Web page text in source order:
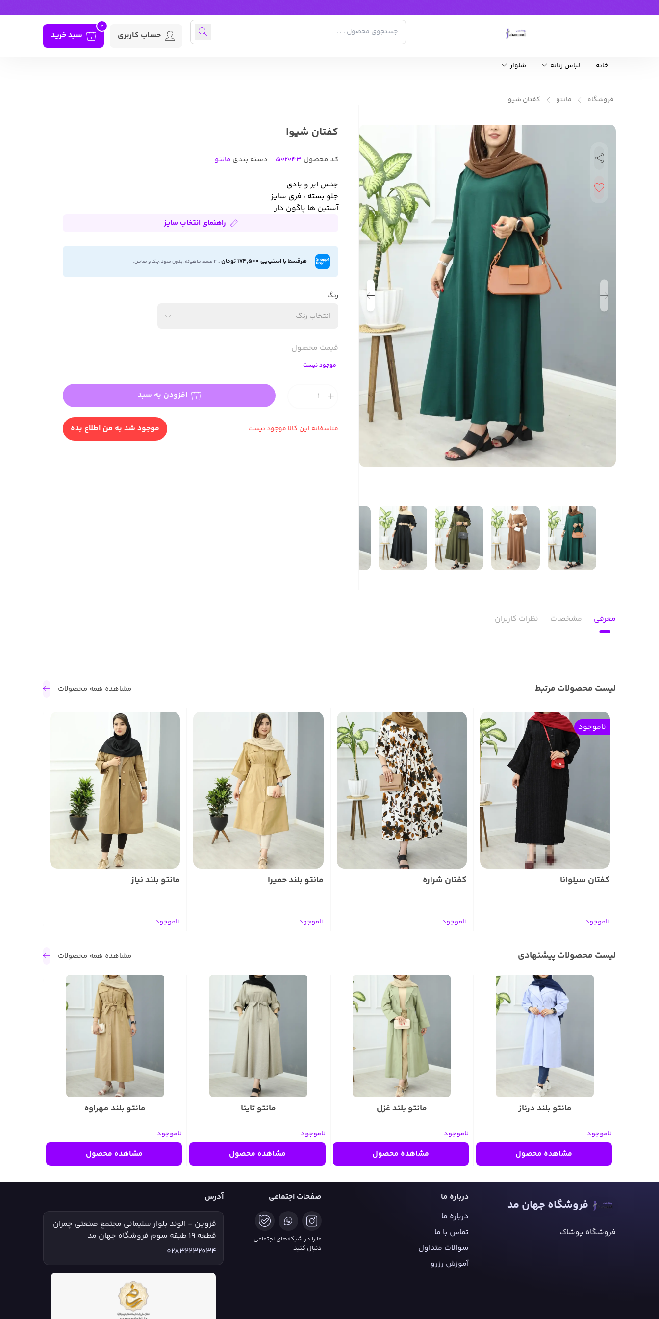
حساب کاربری سبد خرید
0
خانه لباس زنانه شلوار
فروشگاه مانتو کفتان شیوا
کفتان شیوا
کد محصول 502043 دسته بندی مانتو
جنس ابر و بادی
جلو بسته ، فری سایز
آستین ها پاگون دار
راهنمای انتخاب سایز
هرقسط با اسنپ‌پی 174,500 تومان . ۴ قسط ماهیانه. بدون سود،چک و ضامن.
رنگ
انتخاب رنگ
قیمت محصول
موجود نیست
افزودن به سبد
متاسفانه این کالا موجود نیست موجود شد به من اطلاع بده
معرفی مشخصات نظرات کاربران
لیست محصولات مرتبط مشاهده همه محصولات
ناموجود
کفتان سیلوانا
ناموجود
کفتان شراره
ناموجود
مانتو بلند حمیرا
ناموجود
مانتو بلند نیاز
ناموجود
لیست محصولات پیشنهادی مشاهده همه محصولات
مانتو بلند درناز
ناموجود
مشاهده محصول
مانتو بلند غزل
ناموجود
مشاهده محصول
مانتو تاینا
ناموجود
مشاهده محصول
مانتو بلند مهراوه
ناموجود
مشاهده محصول
فروشگاه جهان مد
فروشگاه پوشاک
درباره ما
درباره ما
تماس با ما
سوالات متداول
آموزش رزرو
صفحات اجتماعی
ما را در شبکه‌های اجتماعی
دنبال کنید.
آدرس
قزوین - الوند بلوار سلیمانی مجتمع صنعتی چمران
قطعه ۱۹ طبقه سوم فروشگاه جهان مد
02832232034